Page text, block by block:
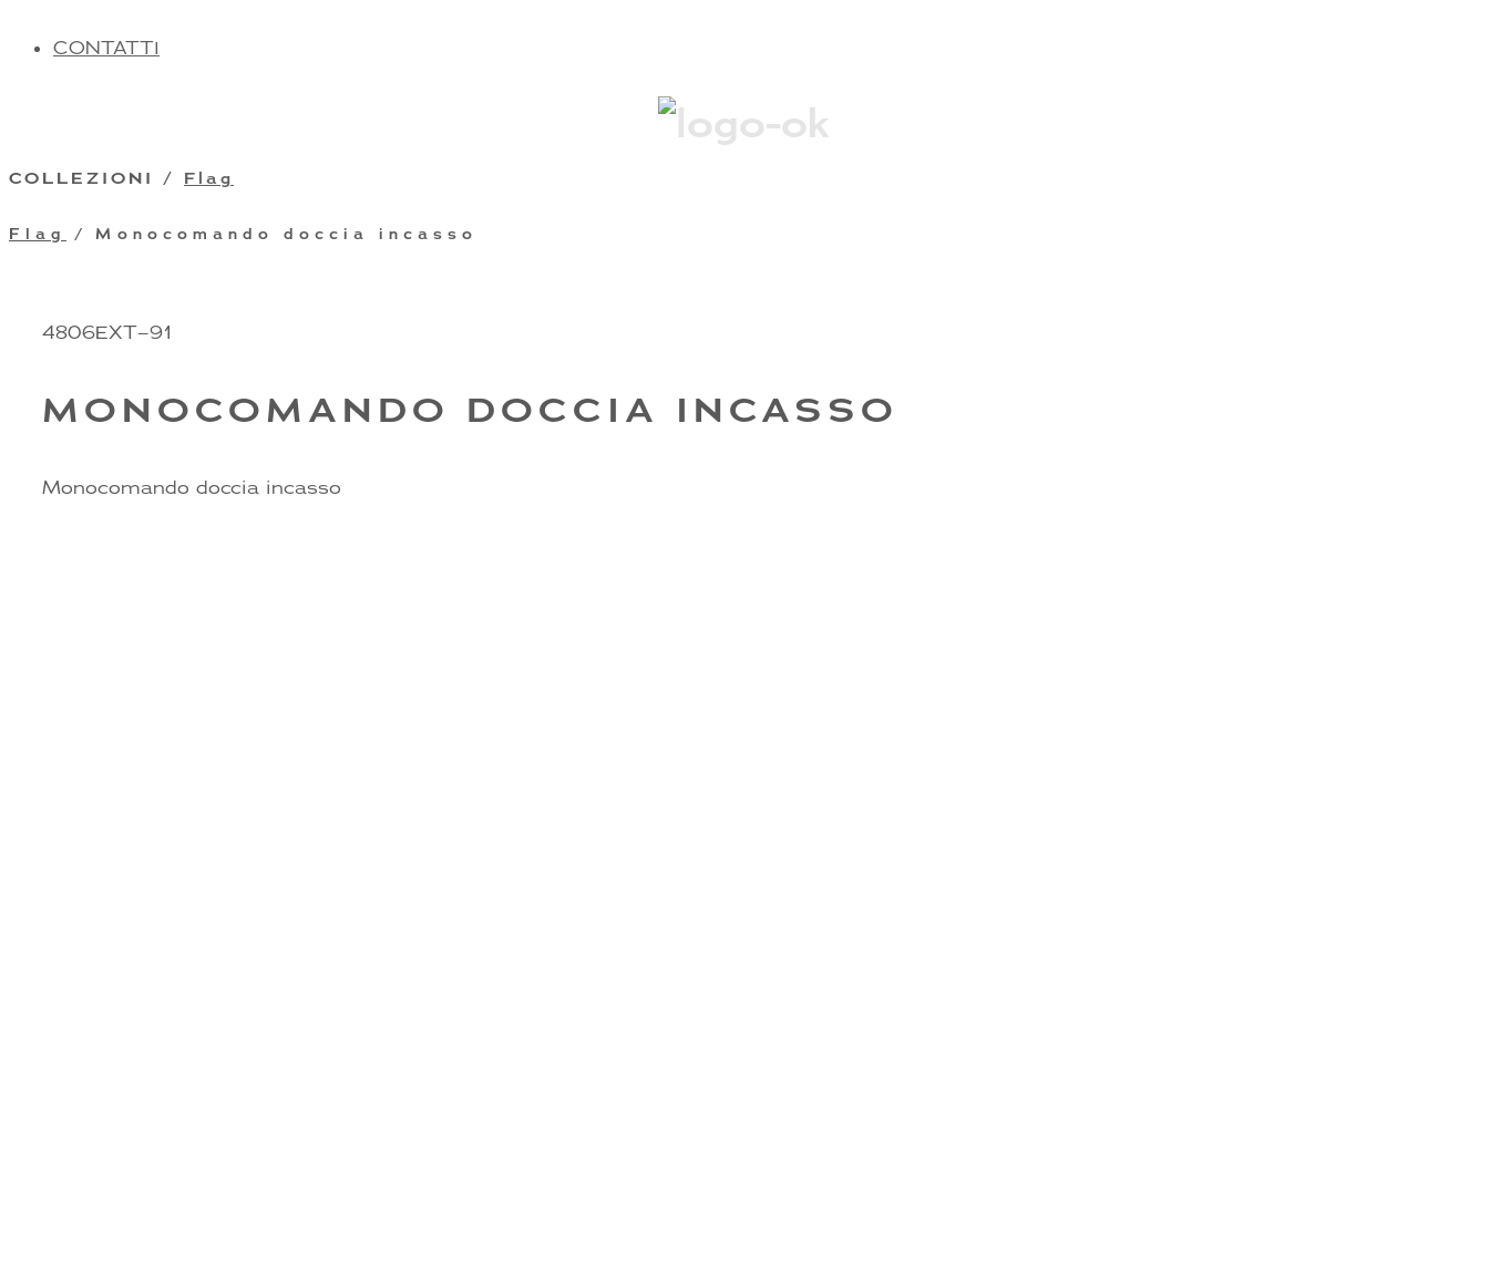
CONTATTI
COLLEZIONI / Flag
Flag / Monocomando doccia incasso
4806EXT–91
MONOCOMANDO DOCCIA INCASSO
Monocomando doccia incasso